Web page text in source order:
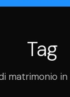
Tag
matrimonio